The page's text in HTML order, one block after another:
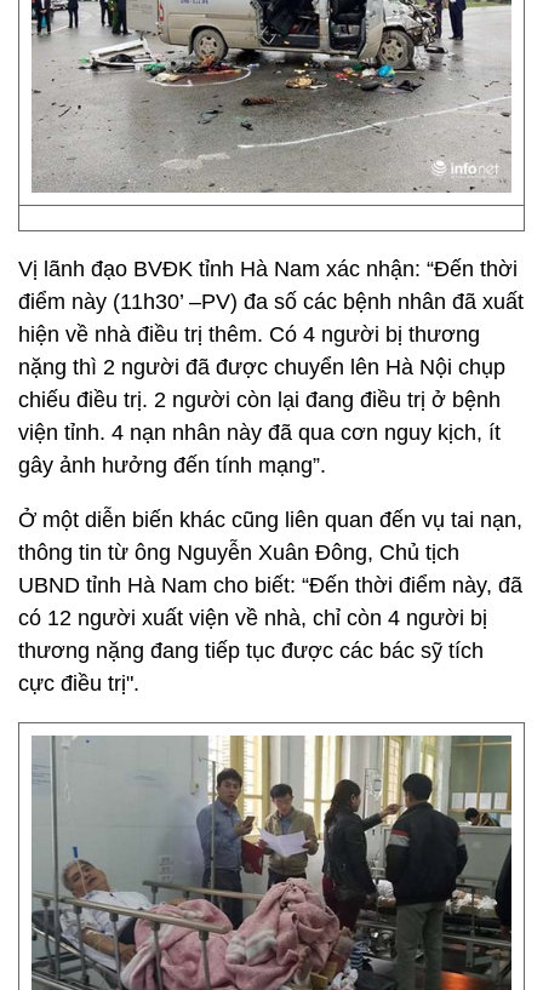
Vị lãnh đạo BVĐK tỉnh Hà Nam xác nhận: “Đến thời
điểm này (11h30’ –PV) đa số các bệnh nhân đã xuất
hiện về nhà điều trị thêm. Có 4 người bị thương
nặng thì 2 người đã được chuyển lên Hà Nội chụp
chiếu điều trị. 2 người còn lại đang điều trị ở bệnh
viện tỉnh. 4 nạn nhân này đã qua cơn nguy kịch, ít
gây ảnh hưởng đến tính mạng”.
Ở một diễn biến khác cũng liên quan đến vụ tai nạn,
thông tin từ ông Nguyễn Xuân Đông, Chủ tịch
UBND tỉnh Hà Nam cho biết: “Đến thời điểm này, đã
có 12 người xuất viện về nhà, chỉ còn 4 người bị
thương nặng đang tiếp tục được các bác sỹ tích
cực điều trị".